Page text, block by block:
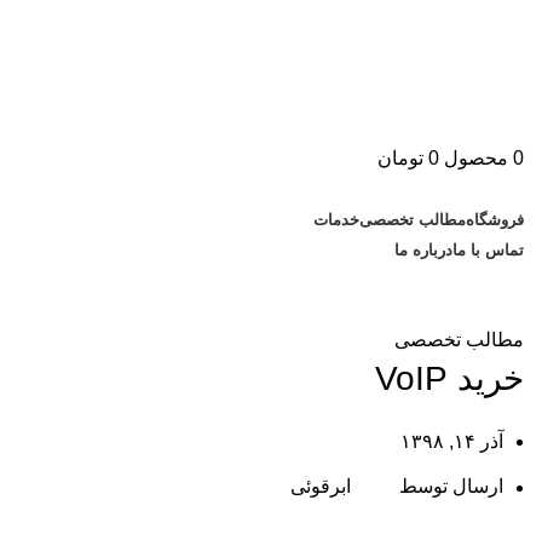
0 محصول 0 تومان
فروشگاهمطالب تخصصیخدمات
تماس با مادرباره ما
مطالب تخصصی
خرید VoIP
آذر ۱۴, ۱۳۹۸
ارسال توسط ابرقوئی